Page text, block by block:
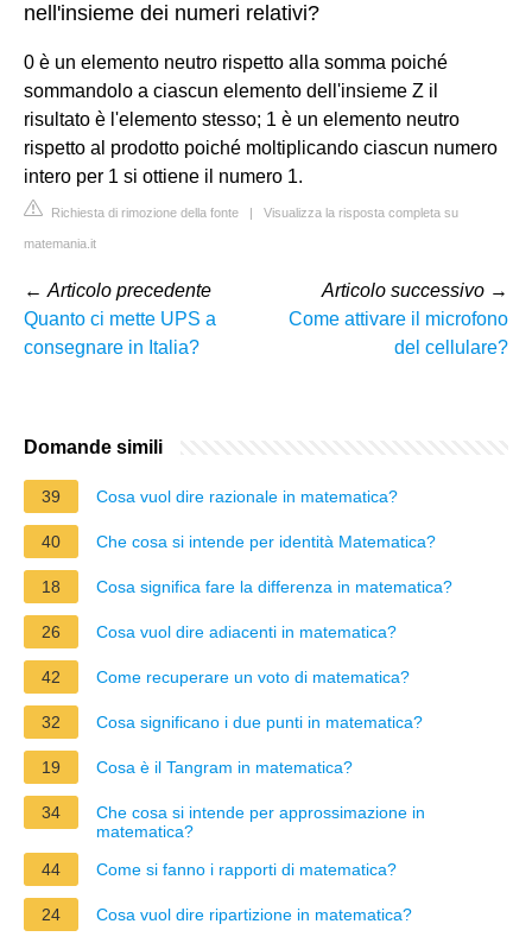
nell'insieme dei numeri relativi?
0 è un elemento neutro rispetto alla somma poiché
sommandolo a ciascun elemento dell'insieme Z il
risultato è l'elemento stesso; 1 è un elemento neutro
rispetto al prodotto poiché moltiplicando ciascun numero
intero per 1 si ottiene il numero 1.
Richiesta di rimozione della fonte | Visualizza la risposta completa su
matemania.it
← Articolo precedente
Quanto ci mette UPS a
consegnare in Italia?
Articolo successivo →
Come attivare il microfono
del cellulare?
Domande simili
39 Cosa vuol dire razionale in matematica?
40 Che cosa si intende per identità Matematica?
18 Cosa significa fare la differenza in matematica?
26 Cosa vuol dire adiacenti in matematica?
42 Come recuperare un voto di matematica?
32 Cosa significano i due punti in matematica?
19 Cosa è il Tangram in matematica?
34
Che cosa si intende per approssimazione in
matematica?
44
Come si fanno i rapporti di matematica?
24 Cosa vuol dire ripartizione in matematica?